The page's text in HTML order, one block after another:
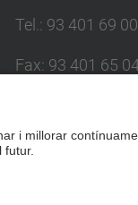
Tel.: 93 401 69 00
Fax: 93 401 65
Formulari de